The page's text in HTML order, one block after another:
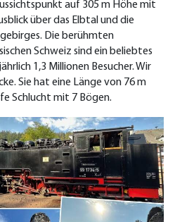
auf 305 m Höhe mit
über das Elbtal und die
Die berühmten
Schweiz sind ein beliebtes
1,3 Millionen Besucher. Wir
Sie hat eine Länge von 76 m
Schlucht mit 7 Bögen.